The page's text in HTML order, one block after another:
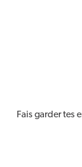
Fais garder tes